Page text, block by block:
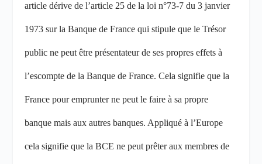
article dérive de l’article 25 de la loi n°73-7 du 3 janvier
1973 sur la Banque de France qui stipule que le Trésor
public ne peut être présentateur de ses propres effets à
l’escompte de la Banque de France. Cela signifie que la
France pour emprunter ne peut le faire à sa propre
banque mais aux autres banques. Appliqué à l’Europe
cela signifie que la BCE ne peut prêter aux membres de